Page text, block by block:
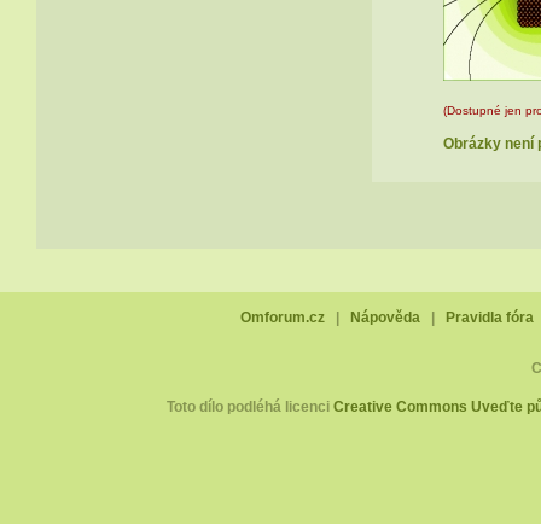
(Dostupné jen
Obrázky není
Omforum.cz Nápověda Pravidla fóra
Toto dílo podléhá licenciCreative Commons Uveďte